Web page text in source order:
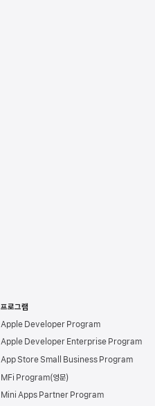
프로그램
Apple Developer Program
Apple Developer Enterprise Program
App Store Small Business Program
MFi Program
Mini Apps Partner Program